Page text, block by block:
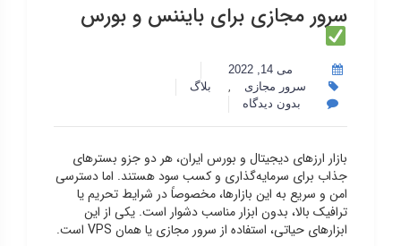
سرور مجازی برای بایننس و بورس
می 14, 2022
سرور مجازی
,
بلاگ
بدون دیدگاه
بازار ارزهای دیجیتال و بورس ایران، هر دو جزو بسترهای
جذاب برای سرمایه‌گذاری و کسب سود هستند. اما دسترسی
امن و سریع به این بازارها، مخصوصاً در شرایط تحریم یا
ترافیک بالا، بدون ابزار مناسب دشوار است. یکی از این
ابزارهای حیاتی، استفاده از سرور مجازی یا همان VPS است.